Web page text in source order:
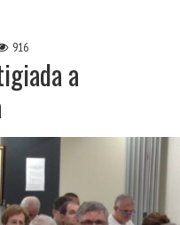
916
a